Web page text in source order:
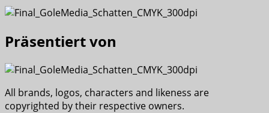
Präsentiert von
All brands, logos, characters and likeness are
copyrighted by their respective owners.